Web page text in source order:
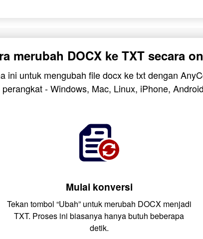
merubah DOCX ke TXT secara
ini untuk mengubah file docx ke txt dengan
perangkat - Windows, Mac, Linux, iPhone,
Mulai konversi
Tekan tombol “Ubah” untuk merubah DOCX menjadi
TXT. Proses ini biasanya hanya butuh beberapa
detik.